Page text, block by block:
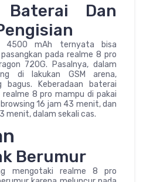
Baterai Dan
4500 mAh ternyata bisa
pada realme 8 pro
720G. Pasalnya, dalam
di lakukan GSM arena,
bagus. Keberadaan baterai
8 pro mampu di pakai
16 jam 43 menit, dan
menit, dalam sekali cas.
Berumur
mengotaki realme 8 pro